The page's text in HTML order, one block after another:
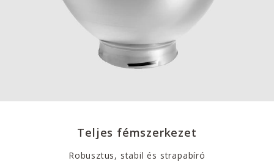
Teljes fémszerkezet
Robusztus, stabil és strapabíró